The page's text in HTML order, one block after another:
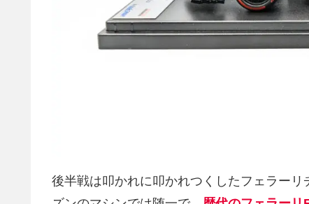
後半戦は叩かれに叩かれつくしたフェラー